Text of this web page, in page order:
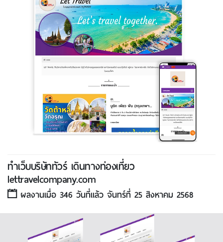
ทําเว็บบริษัททัวร์ เดินทางท่องเที่ยว
lettravelcompany.com
ผลงานเมื่อ 346 วันที่แล้ว จันทร์ที่ 25 สิงหาคม 2568